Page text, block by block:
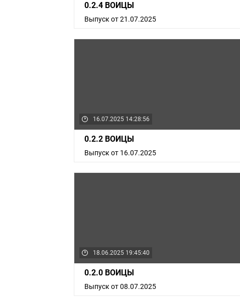
0.2.4 ВОИЦЫ
Выпуск от 21.07.2025
16.07.2025 14:28:56
0.2.2 ВОИЦЫ
Выпуск от 16.07.2025
18.06.2025 19:45:40
0.2.0 ВОИЦЫ
Выпуск от 08.07.2025